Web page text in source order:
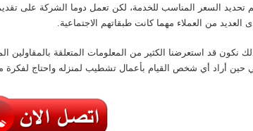
تحديد السعر المناسب للخدمة، لكن تعمل دوما الشركة على
العديد من العملاء مهما كانت طبقاتهم الاجتماعية.
نكون قد استعرضنا الكثير من المعلومات المتعلقة
حين أراد أي شخص القيام بأعمال تشطيب لمنزله واحتاج لفكرة